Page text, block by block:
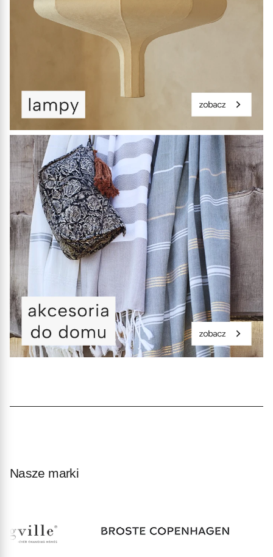
Nasze marki